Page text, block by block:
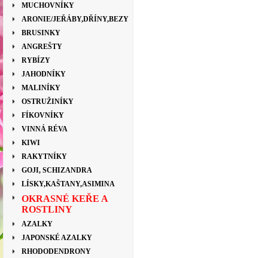
MUCHOVNÍKY
ARONIE/JEŘÁBY,DŘÍNY,BEZY
BRUSINKY
ANGREŠTY
RYBÍZY
JAHODNÍKY
MALINÍKY
OSTRUŽINÍKY
FÍKOVNÍKY
VINNÁ RÉVA
KIWI
RAKYTNÍKY
GOJI, SCHIZANDRA
LÍSKY,KAŠTANY,ASIMINA
OKRASNÉ KEŘE A
ROSTLINY
AZALKY
JAPONSKÉ AZALKY
RHODODENDRONY